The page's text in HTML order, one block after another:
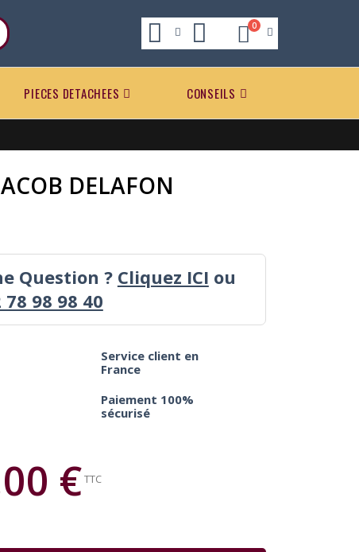
0
PIECES DETACHEES CONSEILS
DELAFON
Question ? Cliquez ICI ou
78 98 98 40
Service client en
France
Paiement 100%
sécurisé
€TTC